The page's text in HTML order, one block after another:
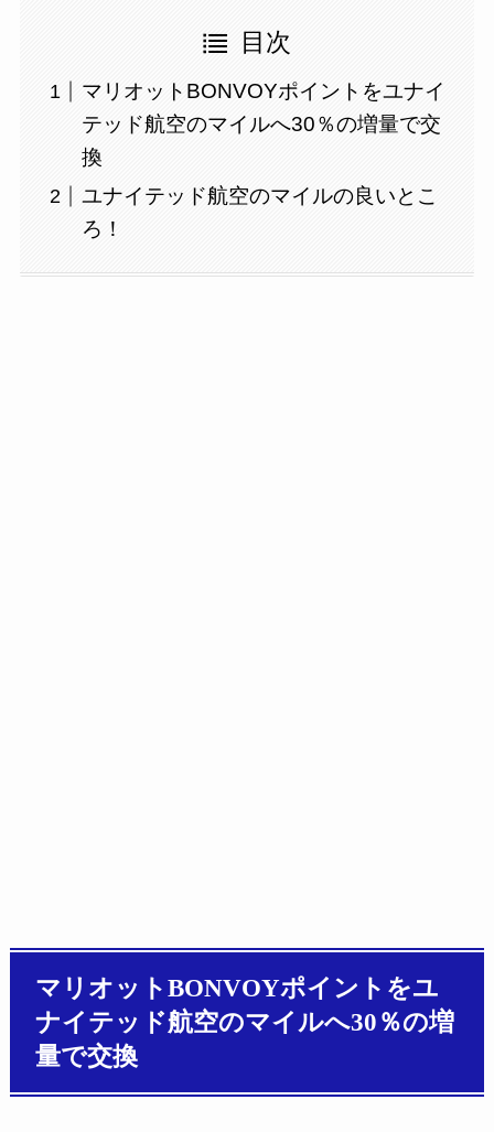
目次
マリオットBONVOYポイントをユナイ
テッド航空のマイルへ30％の増量で交
換
ユナイテッド航空のマイルの良いとこ
ろ！
マリオットBONVOYポイントをユ
ナイテッド航空のマイルへ30％の増
量で交換